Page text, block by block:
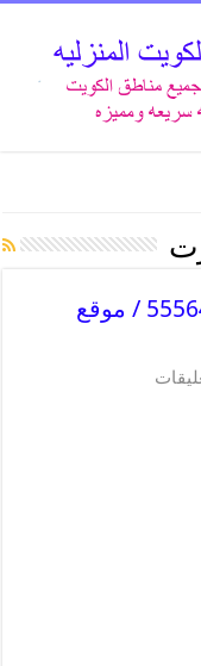
بي ان سبورت فرع بنيدر / 55564580 / موقع